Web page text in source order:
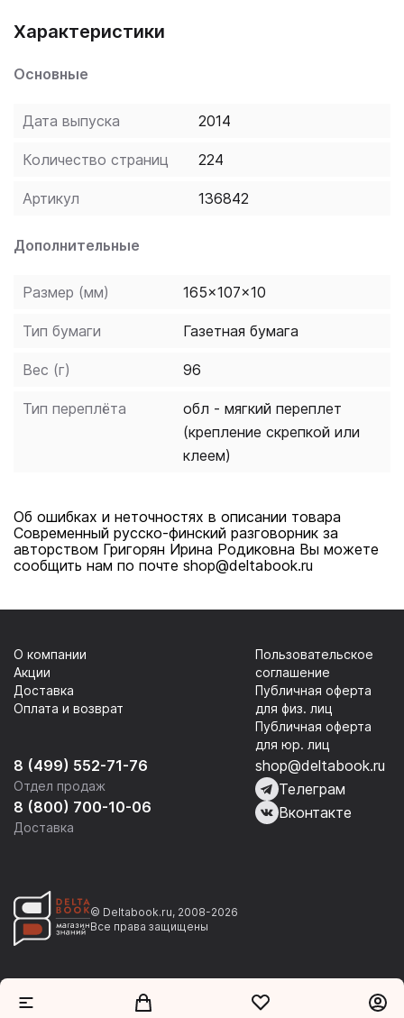
деловыми партнерами. Книга также может быть
постоянное или временное место жительства.
Характеристики
Основные
Дата выпуска 2014
Количество страниц 224
Артикул 136842
Дополнительные
Размер (мм) 165x107x10
Тип бумаги Газетная бумага
Вес (г) 96
Тип переплёта
обл - мягкий переплет
(крепление скрепкой или
клеем)
Об ошибках и неточностях в описании товара
Современный русско-финский разговорник за
авторством Григорян Ирина Родиковна Вы можете
сообщить нам по почте shop@deltabook.ru
8 (499) 552-71-76
Отдел продаж
8 (800) 700-10-06
Доставка
О компании
Акции
Доставка
Оплата и возврат
Пользовательское
соглашение
Публичная оферта
для физ. лиц
Публичная оферта
для юр. лиц
shop@deltabook.ru
Телеграм
Вконтакте
© Deltabook.ru, 2008-2026
Все права защищены